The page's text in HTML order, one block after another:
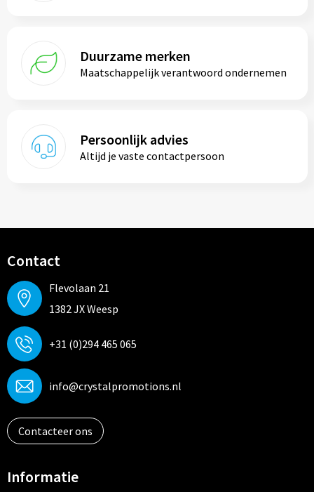
Duurzame merken
Maatschappelijk verantwoord ondernemen
Persoonlijk advies
Altijd je vaste contactpersoon
Contact
Flevolaan 21
1382 JX Weesp
+31 (0)294 465 065
info@crystalpromotions.nl
Contacteer ons
Informatie